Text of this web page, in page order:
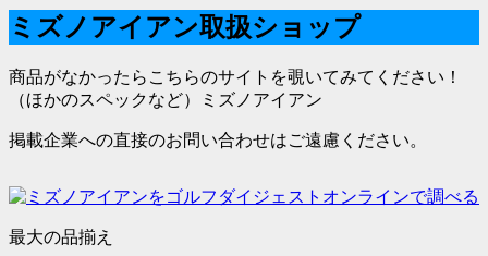
ミズノアイアン取扱ショップ
商品がなかったらこちらのサイトを覗いてみてください！
（ほかのスペックなど）ミズノアイアン
掲載企業への直接のお問い合わせはご遠慮ください。
最大の品揃え